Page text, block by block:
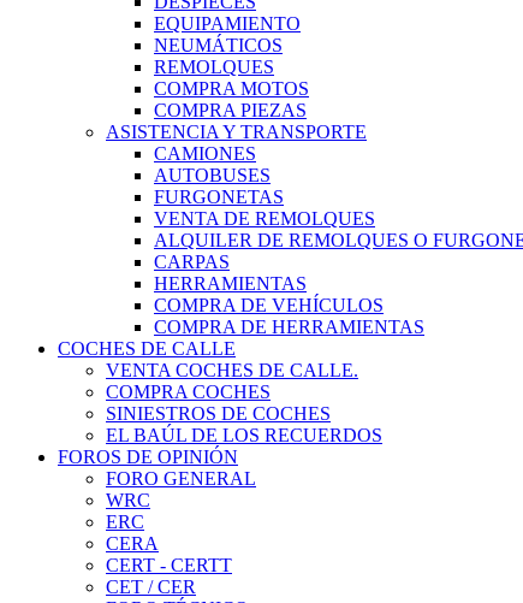
EQUIPAMIENTO
NEUMÁTICOS
REMOLQUES
COMPRA MOTOS
COMPRA PIEZAS
ASISTENCIA Y TRANSPORTE
CAMIONES
AUTOBUSES
FURGONETAS
VENTA DE REMOLQUES
ALQUILER DE REMOLQUES O
CARPAS
HERRAMIENTAS
COMPRA DE VEHÍCULOS
COMPRA DE HERRAMIENTAS
COCHES DE CALLE
VENTA COCHES DE CALLE.
COMPRA COCHES
SINIESTROS DE COCHES
EL BAÚL DE LOS RECUERDOS
FOROS DE OPINIÓN
FORO GENERAL
WRC
ERC
CERA
CERT - CERTT
CET / CER